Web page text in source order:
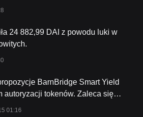
24 882,99 DAI z powodu luki w
BarnBridge Smart Yield
autoryzacji tokenów. Zaleca się
01:16